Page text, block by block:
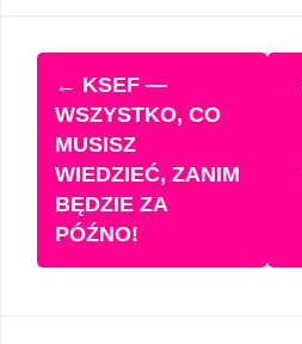
Zobacz
wpisy
← KSEF —
WSZYSTKO, CO
MUSISZ
WIEDZIEĆ, ZANIM
BĘDZIE ZA
PÓŹNO!